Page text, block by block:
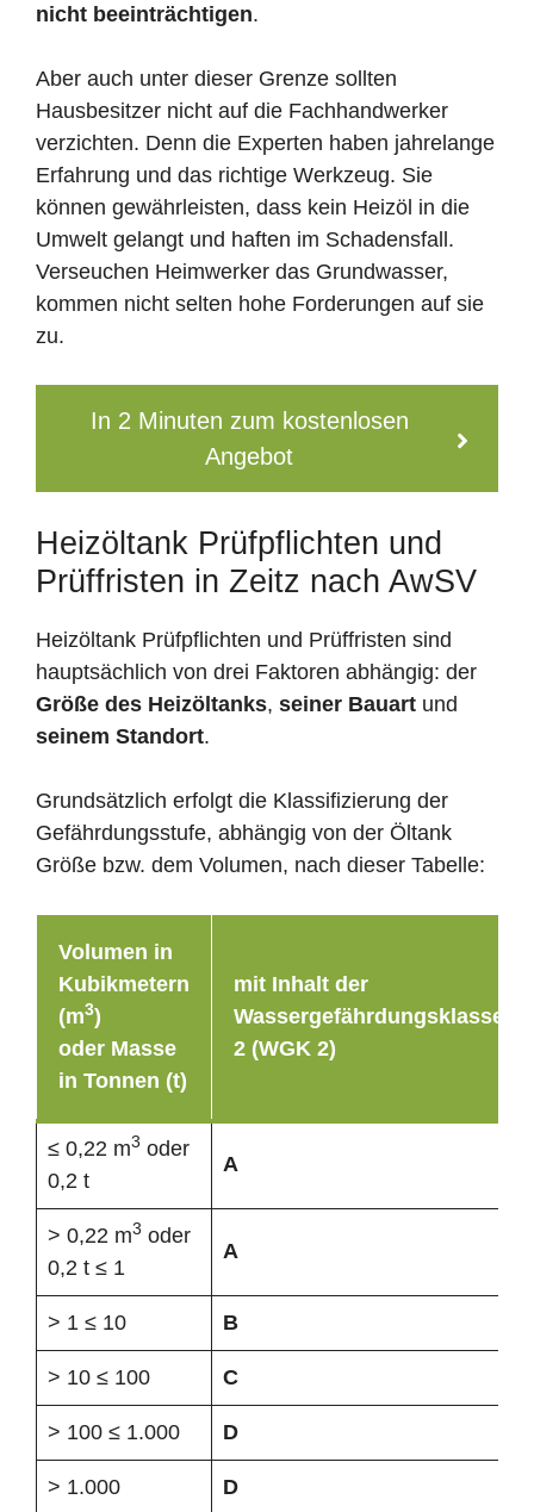
nicht beeinträchtigen.
Aber auch unter dieser Grenze sollten
Hausbesitzer nicht auf die Fachhandwerker
verzichten. Denn die Experten haben jahrelange
Erfahrung und das richtige Werkzeug. Sie
können gewährleisten, dass kein Heizöl in die
Umwelt gelangt und haften im Schadensfall.
Verseuchen Heimwerker das Grundwasser,
kommen nicht selten hohe Forderungen auf sie
zu.
In 2 Minuten zum kostenlosen
Angebot
Heizöltank Prüfpflichten und
Prüffristen in Zeitz nach AwSV
Heizöltank Prüfpflichten und Prüffristen sind
hauptsächlich von drei Faktoren abhängig: der
Größe des Heizöltanks, seiner Bauart und
seinem Standort.
Grundsätzlich erfolgt die Klassifizierung der
Gefährdungsstufe, abhängig von der Öltank
Größe bzw. dem Volumen, nach dieser Tabelle:
Volumen in
Kubikmetern
(m3)
oder Masse
in Tonnen (t)
mit Inhalt der
Wassergefährdungsklasse
2 (WGK 2)
≤ 0,22 m3 oder
0,2 t
A
> 0,22 m3 oder
0,2 t ≤ 1
A
> 1 ≤ 10 B
> 10 ≤ 100 C
> 100 ≤ 1.000 D
> 1.000 D